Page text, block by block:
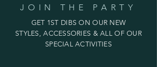
JOIN THE PARTY
GET 1ST DIBS ON OUR NEW
STYLES, ACCESSORIES & ALL OF OUR
SPECIAL ACTIVITIES